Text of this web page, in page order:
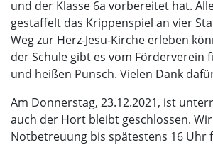
und der Klasse 6a vorbereitet hat.
gestaffelt das Krippenspiel an vier
Weg zur Herz-Jesu-Kirche erleben
der Schule gibt es vom Förderverein
und heißen Punsch. Vielen Dank
Am Donnerstag, 23.12.2021, ist
auch der Hort bleibt geschlossen.
Notbetreuung bis spätestens 16 Uhr